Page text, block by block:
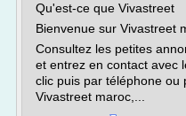
Qu'est-ce que Vivastreet
Bienvenue sur Vivastreet
Consultez les petites
et entrez en contact avec
clic puis par téléphone ou
Vivastreet maroc,...